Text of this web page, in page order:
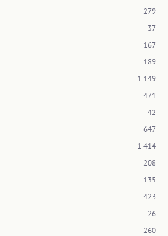
279
37
167
189
1 149
471
42
647
1 414
208
135
423
26
260